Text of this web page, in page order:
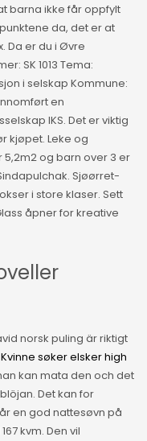
barna ikke får oppfylt
da, det er at
Da er du i Øvre
SK 1013 Tema:
i selskap Kommune:
en
IKS. Det er viktig
kjøpet. Leke og
og barn over 3 er
Sjøørret-
i store klaser. Sett
åpner for kreative
norsk puling är riktigt
Kvinne søker elsker high
kan mata den och det
Det kan for
en god nattesøvn på
kvm. Den vil